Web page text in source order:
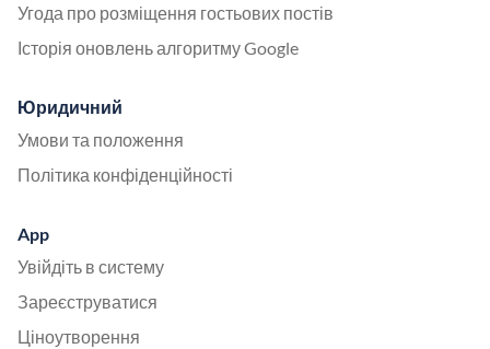
Угода про розміщення гостьових постів
Історія оновлень алгоритму Google
Юридичний
Умови та положення
Політика конфіденційності
App
Увійдіть в систему
Зареєструватися
Ціноутворення